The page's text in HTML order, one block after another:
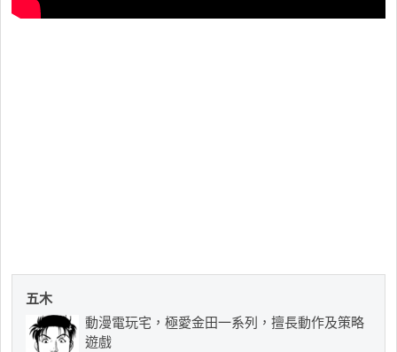
五木
動漫電玩宅，極愛金田一系列，擅長動作及策略
遊戲